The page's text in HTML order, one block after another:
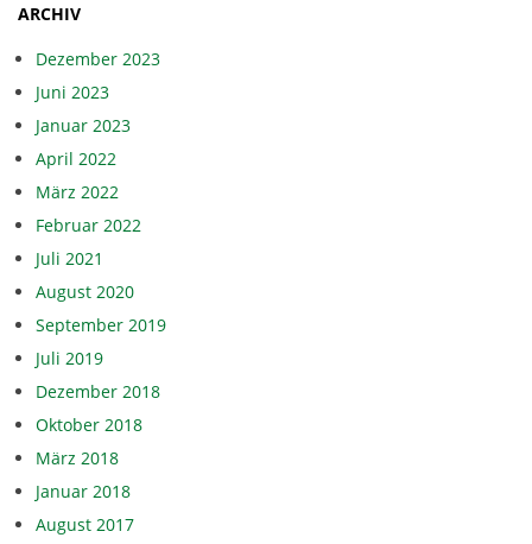
ARCHIV
Dezember 2023
Juni 2023
Januar 2023
April 2022
März 2022
Februar 2022
Juli 2021
August 2020
September 2019
Juli 2019
Dezember 2018
Oktober 2018
März 2018
Januar 2018
August 2017